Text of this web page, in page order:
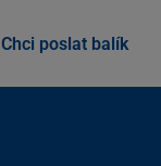
Chci poslat balík